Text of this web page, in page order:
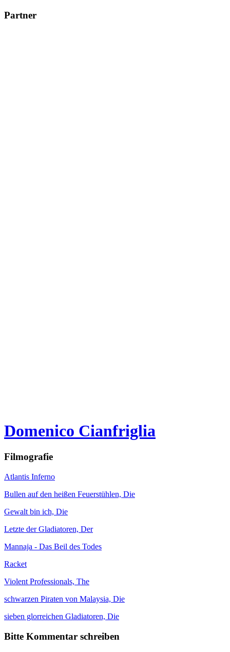
Partner
Domenico Cianfriglia
Filmografie
Atlantis Inferno
Bullen auf den heißen Feuerstühlen, Die
Gewalt bin ich, Die
Letzte der Gladiatoren, Der
Mannaja - Das Beil des Todes
Racket
Violent Professionals, The
schwarzen Piraten von Malaysia, Die
sieben glorreichen Gladiatoren, Die
Bitte Kommentar schreiben